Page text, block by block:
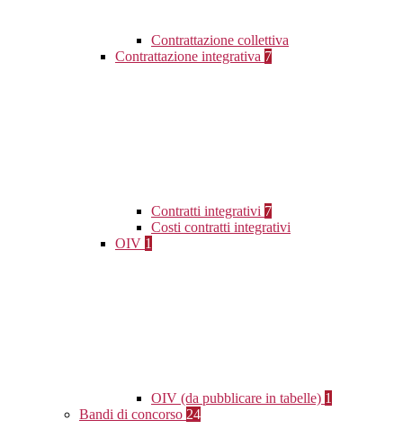
Contrattazione collettiva
Contrattazione integrativa 7
Contratti integrativi 7
Costi contratti integrativi
OIV 1
OIV (da pubblicare in tabelle) 1
Bandi di concorso 24